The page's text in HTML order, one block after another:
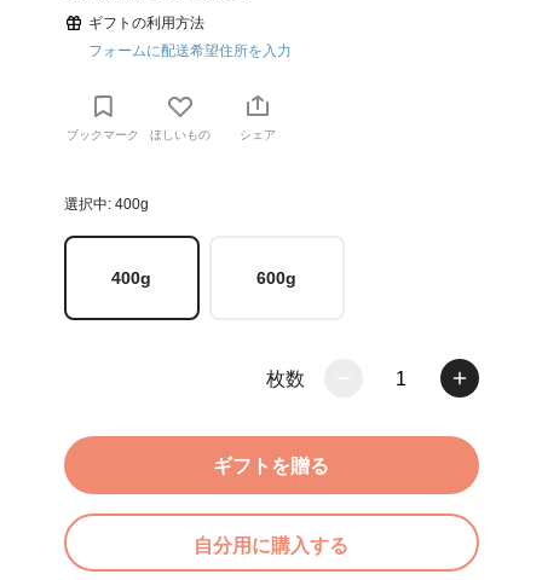
ギフトの利用方法
フォームに配送希望住所を入力
ブックマーク ほしいもの シェア
選択中: 400g
400g 600g
枚数 1
ギフトを贈る
自分用に購入する